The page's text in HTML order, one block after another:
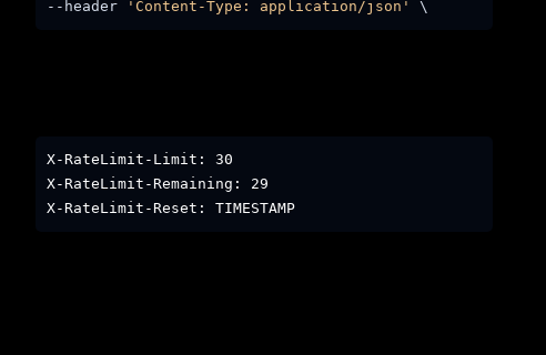
--header
'Content-Type: application/json' \
X-RateLimit-Limit: 30
X-RateLimit-Remaining: 29
X-RateLimit-Reset: TIMESTAMP